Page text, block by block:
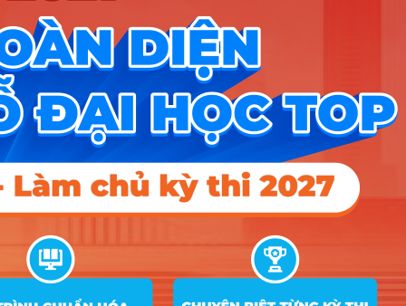
– Hệ thống thông minh
– Tương tác người máy
– Thị giác
– Xử lý ngôn ngữ tự nhiên
Sinh viên chuyên ngành Khoa học máy tính tại UET, ngoài việc
được đào tạo kiến thức lập trình web, lập trình phần mềm, các
bạn còn được đào tạo về các lý thuyết tính toán, kỹ năng thiết
kế, lập trình ra 1 hệ thống thông minh.
Ngoài ra, ĐH Công nghệ – ĐHQGHN đào tạo ngành Khoa học
lên cao bằng thạc sĩ, tiến sĩ trong trường hoặc du học nước
ngoài. Đây sẽ là một ưu thế của sinh viên UET so với các
trường đại học đào tạo cùng lĩnh vực.